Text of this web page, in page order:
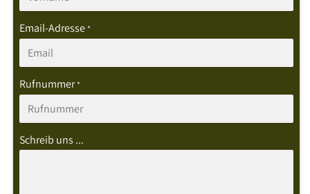
Email-Adresse *
Rufnummer *
Schreib uns ...